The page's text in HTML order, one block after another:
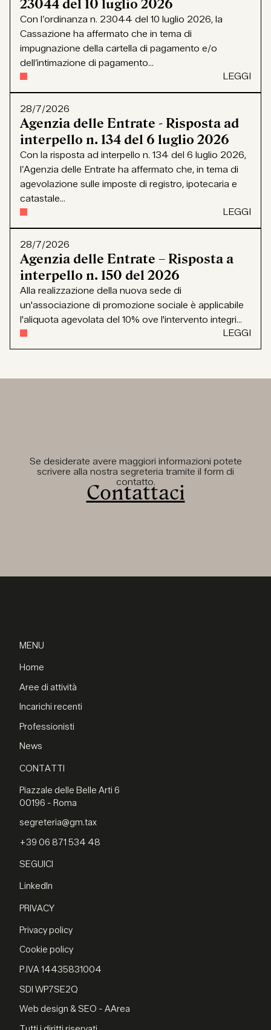
23044 del 10 luglio 2026
Con l’ordinanza n. 23044 del 10 luglio 2026, la
Cassazione ha affermato che in tema di
impugnazione della cartella di pagamento e/o
dell’intimazione di pagamento...
LEGGI
28/7/2026
Agenzia delle Entrate - Risposta ad
interpello n. 134 del 6 luglio 2026
Con la risposta ad interpello n. 134 del 6 luglio 2026,
l’Agenzia delle Entrate ha affermato che, in tema di
agevolazione sulle imposte di registro, ipotecaria e
catastale...
LEGGI
28/7/2026
Agenzia delle Entrate – Risposta a
interpello n. 150 del 2026
Alla realizzazione della nuova sede di
un'associazione di promozione sociale è applicabile
l'aliquota agevolata del 10% ove l'intervento integri...
LEGGI
Se desiderate avere maggiori informazioni potete
scrivere alla nostra segreteria tramite il form di
contatto.
Contattaci
MENU
Home
Aree di attività
Incarichi recenti
Professionisti
News
CONTATTI
Piazzale delle Belle Arti 6
00196 - Roma
segreteria@gm.tax
+39 06 871 534 48
SEGUICI
LinkedIn
PRIVACY
Privacy policy
Cookie policy
P.IVA 14435831004
SDI WP7SE2Q
Web design & SEO - AArea